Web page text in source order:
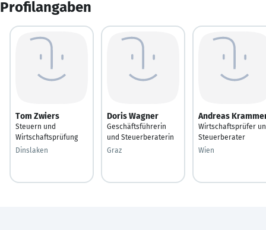
Profilangaben
Tom Zwiers
Steuern und
Wirtschaftsprüfung
Dinslaken
Doris Wagner
Geschäftsführerin
und Steuerberaterin
Graz
Andreas
Wirtschaftsprüfer
Steuerberater
Wien